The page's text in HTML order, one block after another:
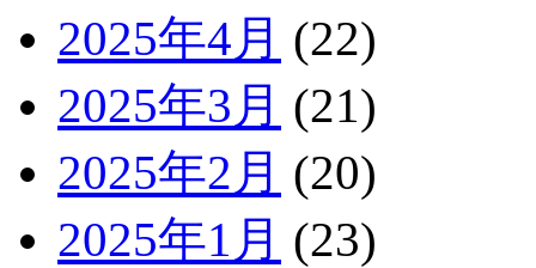
2025年4月 (22)
2025年3月 (21)
2025年2月 (20)
2025年1月 (23)